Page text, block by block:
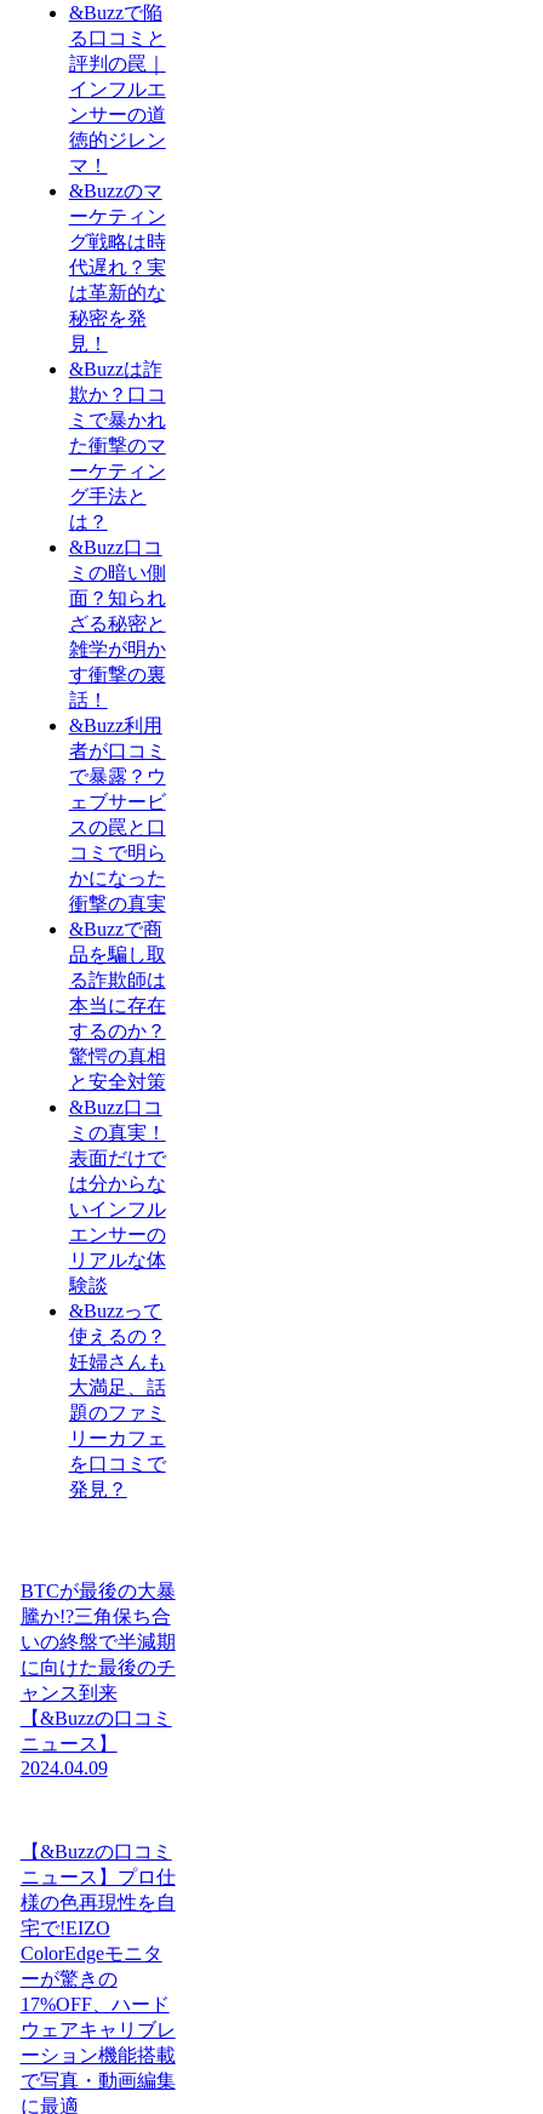
&Buzzで陥
る口コミと
評判の罠｜
インフルエ
ンサーの道
徳的ジレン
マ！
&Buzzのマ
ーケティン
グ戦略は時
代遅れ？実
は革新的な
秘密を発
見！
&Buzzは詐
欺か？口コ
ミで暴かれ
た衝撃のマ
ーケティン
グ手法と
は？
&Buzz口コ
ミの暗い側
面？知られ
ざる秘密と
雑学が明か
す衝撃の裏
話！
&Buzz利用
者が口コミ
で暴露？ウ
ェブサービ
スの罠と口
コミで明ら
かになった
衝撃の真実
&Buzzで商
品を騙し取
る詐欺師は
本当に存在
するのか？
驚愕の真相
と安全対策
&Buzz口コ
ミの真実！
表面だけで
は分からな
いインフル
エンサーの
リアルな体
験談
&Buzzって
使えるの？
妊婦さんも
大満足、話
題のファミ
リーカフェ
を口コミで
発見？
BTCが最後の大暴
騰か!?三角保ち合
いの終盤で半減期
に向けた最後のチ
ャンス到来
【&Buzzの口コミ
ニュース】
2024.04.09
【&Buzzの口コミ
ニュース】プロ仕
様の色再現性を自
宅で!EIZO
ColorEdgeモニタ
ーが驚きの
17%OFF、ハード
ウェアキャリブレ
ーション機能搭載
で写真・動画編集
に最適